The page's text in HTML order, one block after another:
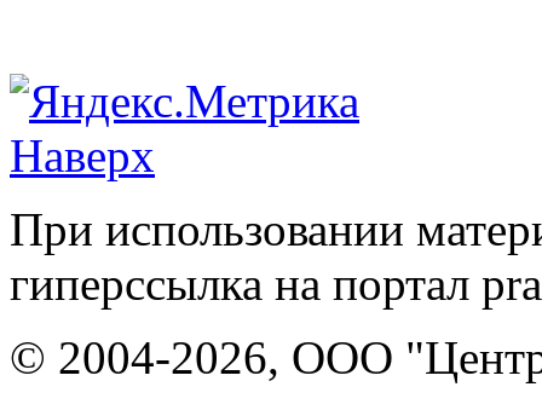
Наверх
При использовании
гиперссылка на портал
© 2004-2026, ООО "Центр